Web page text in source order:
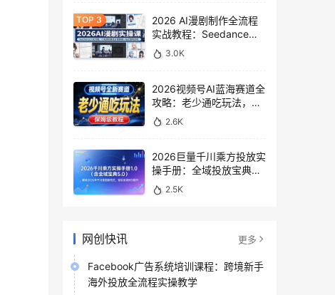
2026 AI漫剧制作全流程
实战教程：Seedance
2.0即梦视频生成与小说
授权教学
3.0K
2026视频号AI蓝海赛道全
攻略：老少通吃玩法，零
基础保姆级副业增收教程
2.6K
2026巨量千川乘方投放实
操手册：全域投放宝典
5.0深度解析ROI提升方案
2.5K
网创快讯 更多
Facebook广告系统培训课程：跨境新手
海外投放全流程实操教学